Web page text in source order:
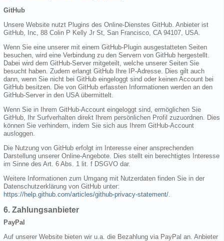
GitHub
Unsere Website nutzt Plugins des Online-Dienstes GitHub. Anbieter ist
GitHub, Inc, 88 Colin P Kelly Jr St, San Francisco, CA 94107, USA.
Wenn Sie eine unserer mit einem GitHub-Plugin ausgestatteten Seiten
besuchen, wird eine Verbindung zu den Servern von GitHub hergestellt.
Dabei wird dem GitHub-Server mitgeteilt, welche unserer Seiten Sie
besucht haben. Zudem erlangt GitHub Ihre IP-Adresse. Dies gilt auch
dann, wenn Sie nicht bei GitHub eingeloggt sind oder keinen Account bei
GitHub besitzen. Die von GitHub erfassten Informationen werden an den
GitHub-Server in den USA übermittelt.
Wenn Sie in Ihrem GitHub-Account eingeloggt sind, ermöglichen Sie
GitHub, Ihr Surfverhalten direkt Ihrem persönlichen Profil zuzuordnen. Dies
können Sie verhindern, indem Sie sich aus Ihrem GitHub-Account
ausloggen.
Die Nutzung von GitHub erfolgt im Interesse einer ansprechenden
Darstellung unserer Online-Angebote. Dies stellt ein berechtigtes Interesse
im Sinne des Art. 6 Abs. 1 lit. f DSGVO dar.
Weitere Informationen zum Umgang mit Nutzerdaten finden Sie in der
Datenschutzerklärung von GitHub unter:
https://help.github.com/articles/github-privacy-statement/
6. Zahlungsanbieter
PayPal
Auf unserer Website bieten wir u.a. die Bezahlung via PayPal an. Anbieter